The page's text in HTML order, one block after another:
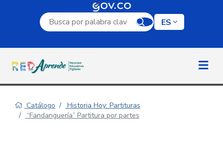
Campo de búsqueda por palabra clave
ES
Catálogo
Historia Hoy: Partituras
“Fandanguería” Partitura por partes